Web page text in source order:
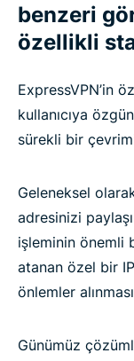
benzeri
özellikli
ExpressVPN’in
kullanıcıya
sürekli bir
Geleneksel
adresinizi
işleminin önemli
atanan özel bir
önlemler
Günümüz